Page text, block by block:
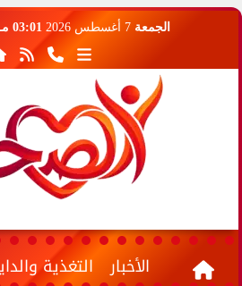
الجمعة 7 أغسطس 2026 03:01 مـ
الأخبار التغذية